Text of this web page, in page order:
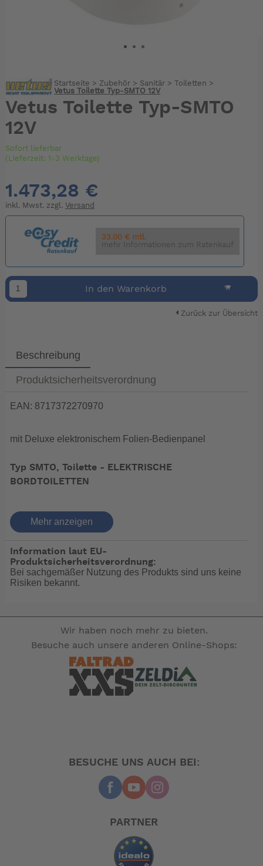
Startseite > Zubehör > Sanitär >Toiletten >
Vetus Toilette Typ-SMTO 12V
Vetus Toilette Typ-SMTO
12V
Sofort lieferbar
(Lieferzeit: 1-3 Werktage)
1.473,28 €
inkl. Mwst. zzgl. Versand
33.00 € mtl.
mehr Informationen zum Ratenkauf
In den Warenkorb
Zurück zur Übersicht
Beschreibung
Produktsicherheitsverordnung
EAN: 8717372270970
mit Deluxe elektronischem Folien-Bedienpanel
Typ SMTO, Toilette - ELEKTRISCHE
BORDTOILETTEN
Kleine Abmessungen, große Leistung
auf dem Markt. Stabile Toilette für die Bodenmontage
mit Porzellan Becken und bequemem Sitz.
• Wird mit wasserfestem elektronischen Bedienfeld
(SMTO2) oder Kippschalter (SMTO2S) geliefert
• Sehr geringer Wasserverbrauch
Mehr anzeigen
Information laut EU-
Produktsicherheitsverordnung:
Bei sachgemäßer Nutzung des Produkts sind uns keine
Risiken bekannt.
Wir haben noch mehr zu bieten.
Besuche auch unsere anderen Online-Shops:
BESUCHE UNS AUCH BEI:
PARTNER